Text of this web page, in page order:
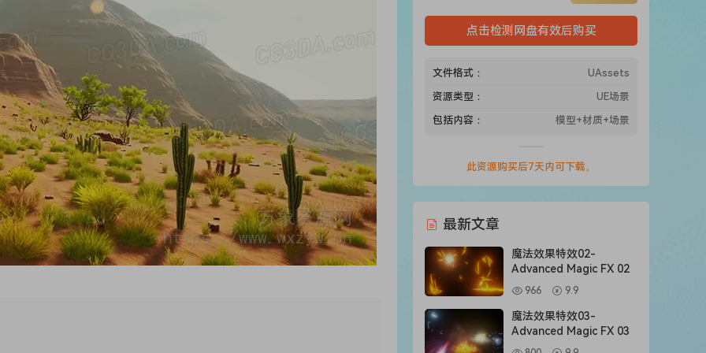
点击检测网盘有效后购买
文件格式：
UAssets
资源类型：
UE场景
包括内容：
模型+材质+场景
此资源购买后7天内可下载。
最新文章
魔法效果特效02-
Advanced Magic FX 02
966 9.9
魔法效果特效03-
Advanced Magic FX 03